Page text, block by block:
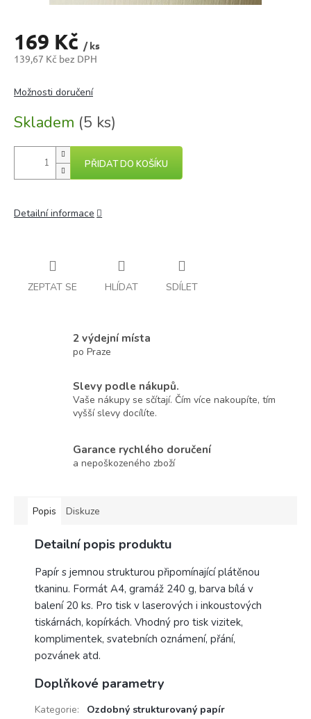
169 Kč / ks
139,67 Kč bez DPH
cena:
Skladem (5 ks)
Možnosti doručení
PŘIDAT DO KOŠÍKU
Detailní informace
ZEPTAT SE HLÍDAT SDÍLET
2 výdejní místa
po Praze
Slevy podle nákupů.
Vaše nákupy se sčítají. Čím více nakoupíte, tím
vyšší slevy docílíte.
Garance rychlého doručení
a nepoškozeného zboží
Popis Diskuze
Detailní popis produktu
Papír s jemnou strukturou připomínající plátěnou
tkaninu. Formát A4, gramáž 240 g, barva bílá v
balení 20 ks. Pro tisk v laserových i inkoustových
tiskárnách, kopírkách. Vhodný pro tisk vizitek,
komplimentek, svatebních oznámení, přání,
pozvánek atd.
Doplňkové parametry
Kategorie: Ozdobný strukturovaný papír